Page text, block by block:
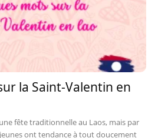
la Saint-Valentin en
fête traditionnelle au Laos, mais par
jeunes ont tendance à tout doucement